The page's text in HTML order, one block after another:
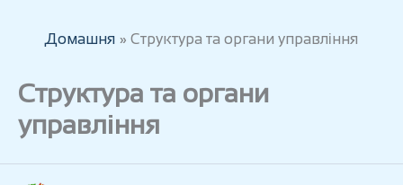
Домашня Структура та органи управління
Структура та органи
управління